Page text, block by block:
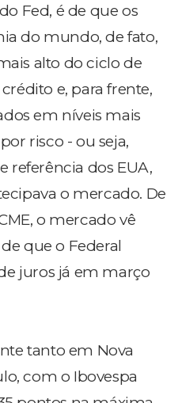
Fed, é de que os
do mundo, de fato,
alto do ciclo de
e, para frente,
em níveis mais
risco - ou seja,
referência dos EUA,
o mercado. De
o mercado vê
que o Federal
juros já em março
tanto em Nova
com o Ibovespa